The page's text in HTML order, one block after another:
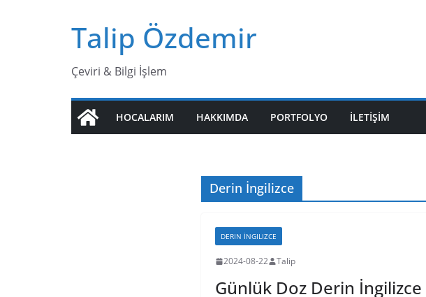
Talip Özdemir
Çeviri & Bilgi İşlem
HOCALARIM HAKKIMDA PORTFOLYO İLETİŞİM
Derin İngilizce
DERIN İNGILIZCE
2024-08-22 Talip
Günlük Doz Derin İngilizce